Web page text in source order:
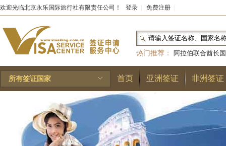
欢迎光临北京永乐国际旅行社有限责任公司！ 登录 免费注册
热门推荐：
阿拉伯联合酋长国
和国|布基纳法索|巴勒斯坦
林王国|安道尔公国|
所有签证国家 首页 亚洲签证 非洲签证